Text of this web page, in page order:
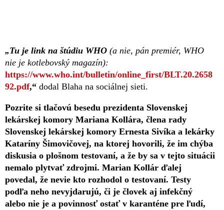
„Tu je link na štúdiu WHO (a nie, pán premiér, WHO
nie je kotlebovský magazín):
https://www.who.int/bulletin/online_first/BLT.20.2658
92.pdf,“ dodal Blaha na sociálnej sieti.
Pozrite si tlačovú besedu prezidenta Slovenskej
lekárskej komory Mariana Kollára, člena rady
Slovenskej lekárskej komory Ernesta Sivíka a lekárky
Kataríny Šimovičovej, na ktorej hovorili, že im chýba
diskusia o plošnom testovaní, a že by sa v tejto situácii
nemalo plytvať zdrojmi. Marian Kollár ďalej
povedal, že nevie kto rozhodol o testovaní. Testy
podľa neho nevyjdarujú, či je človek aj infekčný
alebo nie je a povinnosť ostať v karanténe pre ľudí,